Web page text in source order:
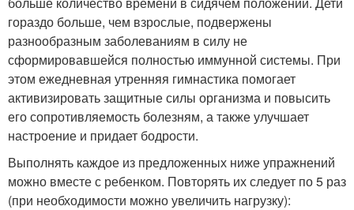
гораздо больше, чем взрослые, подвержены
разнообразным заболеваниям в силу не
сформировавшейся полностью иммунной системы. При
этом ежедневная утренняя гимнастика помогает
активизировать защитные силы организма и повысить
его сопротивляемость болезням, а также улучшает
настроение и придает бодрости.
Выполнять каждое из предложенных ниже упражнений
можно вместе с ребенком. Повторять их следует по 5 раз
(при необходимости можно увеличить нагрузку):